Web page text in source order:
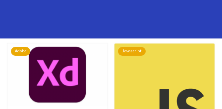
Adobe Javascript